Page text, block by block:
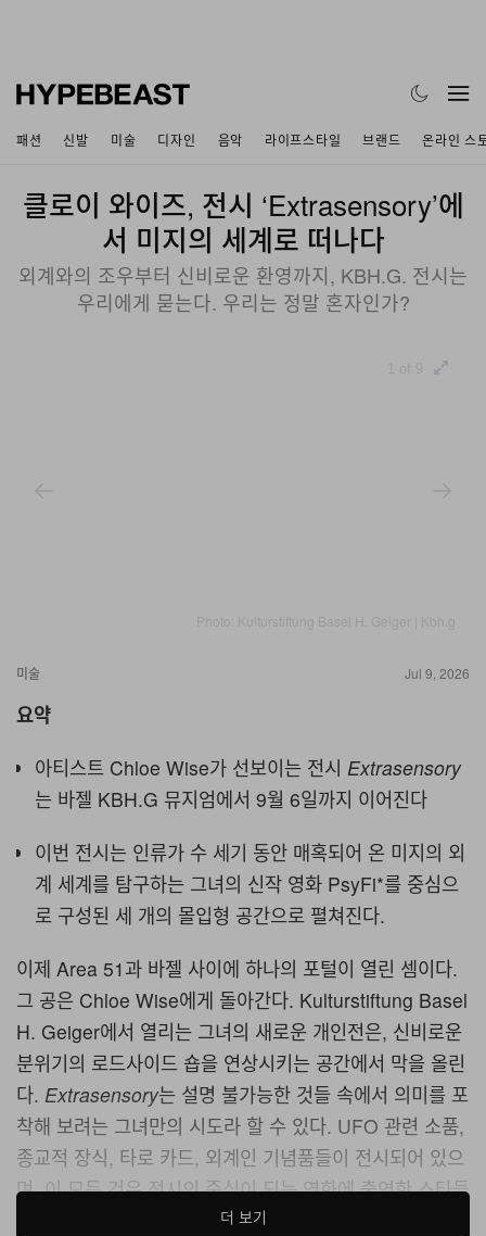
패션 신발 미술 디자인 음악 라이프스타일 브랜드 온라인 스
클로이 와이즈, 전시 ‘Extrasensory’에
서 미지의 세계로 떠나다
외계와의 조우부터 신비로운 환영까지, KBH.G. 전시는
우리에게 묻는다. 우리는 정말 혼자인가?
미술 Jul 9, 2026
요약
아티스트 Chloe Wise가 선보이는 전시 Extrasensory
는 바젤 KBH.G 뮤지엄에서 9월 6일까지 이어진다
이번 전시는 인류가 수 세기 동안 매혹되어 온 미지의 외
계 세계를 탐구하는 그녀의 신작 영화 PsyFi*를 중심으
로 구성된 세 개의 몰입형 공간으로 펼쳐진다.
이제 Area 51과 바젤 사이에 하나의 포털이 열린 셈이다.
그 공은 Chloe Wise에게 돌아간다. Kulturstiftung Basel
H. Geiger에서 열리는 그녀의 새로운 개인전은, 신비로운
분위기의 로드사이드 숍을 연상시키는 공간에서 막을 올린
다. Extrasensory는 설명 불가능한 것들 속에서 의미를 포
착해 보려는 그녀만의 시도라 할 수 있다. UFO 관련 소품,
종교적 장식, 타로 카드, 외계인 기념품들이 전시되어 있으
며, 이 모든 것은 전시의 중심이 되는 영화에 출연한 스타들
의 이미지를 담은 기도 초와 나란히 놓여 있다.
더 보기